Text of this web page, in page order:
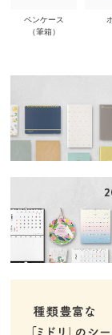
ペンケース
（筆箱）